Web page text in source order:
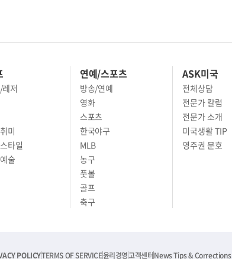
저
미
타일
술
연예/스포츠
방송/연예
영화
스포츠
한국야구
MLB
농구
풋볼
골프
축구
ASK미국
전체상담
전문가 칼럼
전문가 소개
미국생활 TIP
영주권 문호
POLICYTERMS OF SERVICE윤리경영고객센터News Tips & Corrections